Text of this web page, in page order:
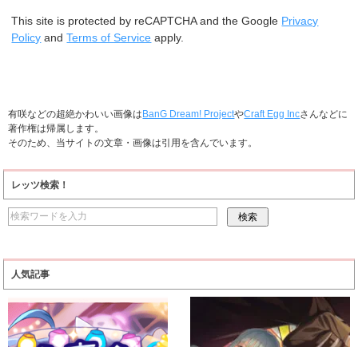
This site is protected by reCAPTCHA and the Google Privacy
Policy andTerms of Service apply.
有咲などの超絶かわいい画像はBanG Dream! ProjectやCraft Egg Incさんなどに
著作権は帰属します。
そのため、当サイトの文章・画像は引用を含んでいます。
レッツ検索！
人気記事